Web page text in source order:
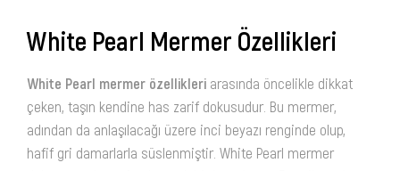
White Pearl Mermer Özellikleri
White Pearl mermer özellikleri arasında öncelikle dikkat
çeken, taşın kendine has zarif dokusudur. Bu mermer,
adından da anlaşılacağı üzere inci beyazı renginde olup,
hafif gri damarlarla süslenmiştir. White Pearl mermer